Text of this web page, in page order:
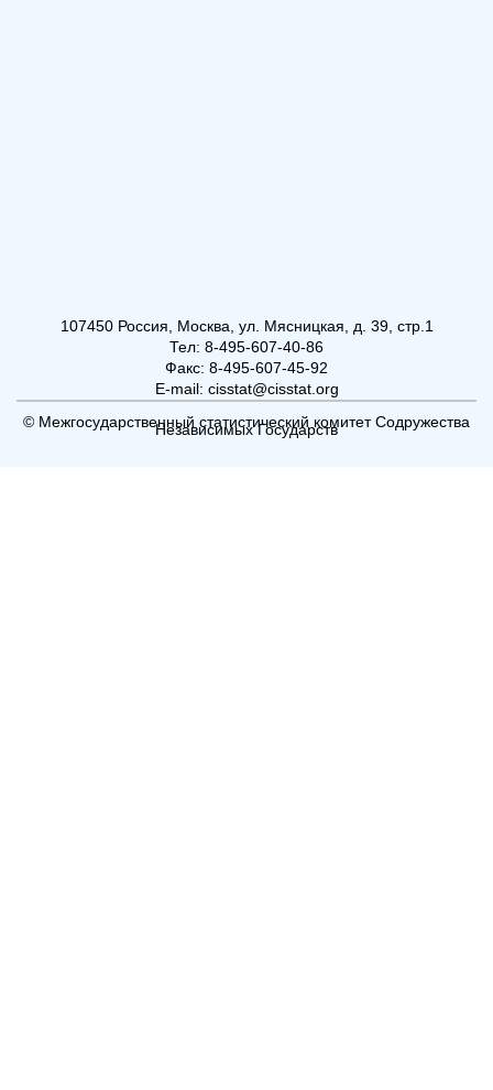
107450 Россия, Москва, ул. Мясницкая, д. 39, стр.1
Тел: 8-495-607-40-86
Факс: 8-495-607-45-92
E-mail: cisstat@cisstat.org
© Межгосударственный статистический комитет Содружества
Независимых Государств